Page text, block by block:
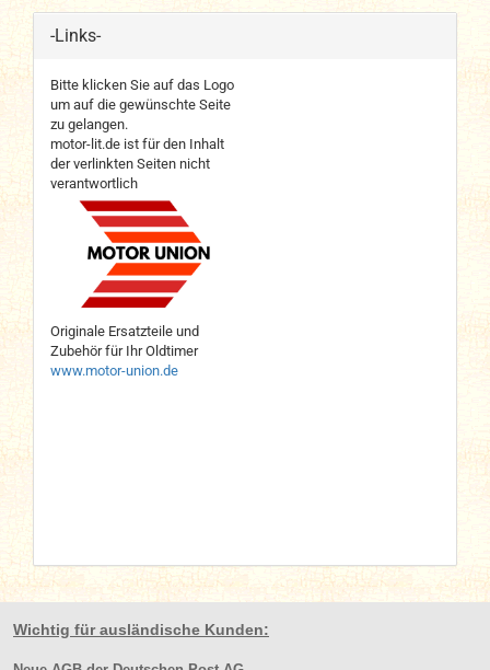
-Links-
Bitte klicken Sie auf das Logo
um auf die gewünschte Seite
zu gelangen.
motor-lit.de ist für den Inhalt
der verlinkten Seiten nicht
verantwortlich
Originale Ersatzteile und
Zubehör für Ihr Oldtimer
www.motor-union.de
Wichtig für ausländische Kunden: